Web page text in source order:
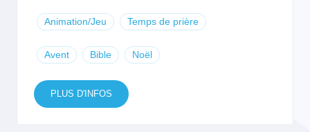
Animation/Jeu Temps de prière
Avent Bible Noël
PLUS D'INFOS